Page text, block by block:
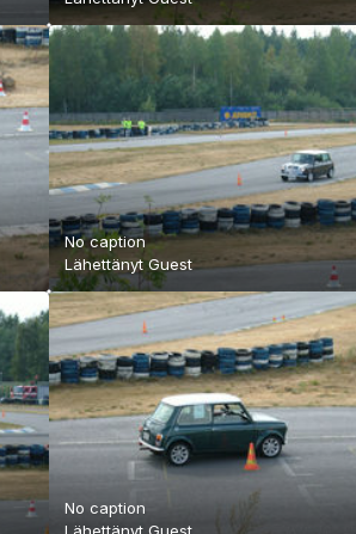
No caption
Lähettänyt Guest
No caption
Lähettänyt Guest